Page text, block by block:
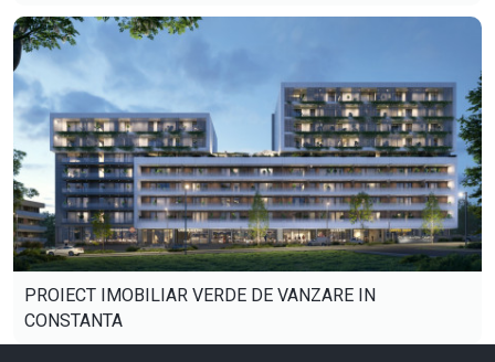
PROIECT IMOBILIAR VERDE DE VANZARE IN
CONSTANTA